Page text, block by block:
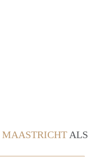
MAASTRICHT